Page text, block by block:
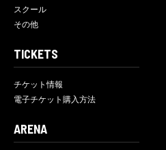
スクール
その他
TICKETS
チケット情報
電子チケット購入方法
ARENA